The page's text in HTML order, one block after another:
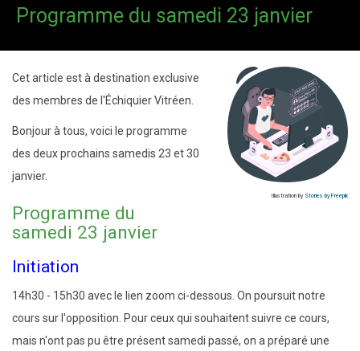
Programme du samedi 23 janvier
Illustration by Stories by Freepik
Cet article est à destination exclusive
des membres de l'Échiquier Vitréen.
Bonjour à tous, voici le programme
des deux prochains samedis 23 et 30
janvier.
Programme du
samedi 23 janvier
Initiation
14h30 - 15h30 avec le lien zoom ci-dessous. On poursuit notre
cours sur l'opposition. Pour ceux qui souhaitent suivre ce cours,
mais n'ont pas pu être présent samedi passé, on a préparé une